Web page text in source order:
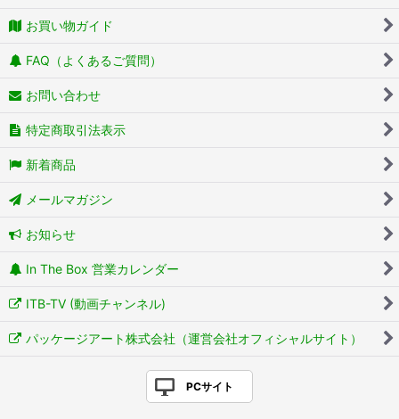
お買い物ガイド
FAQ（よくあるご質問）
お問い合わせ
特定商取引法表示
新着商品
メールマガジン
お知らせ
In The Box 営業カレンダー
ITB-TV (動画チャンネル)
パッケージアート株式会社（運営会社オフィシャルサイト）
PCサイト